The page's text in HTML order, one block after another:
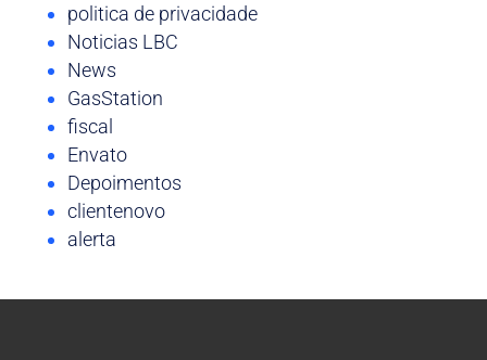
politica de privacidade
Noticias LBC
News
GasStation
fiscal
Envato
Depoimentos
clientenovo
alerta